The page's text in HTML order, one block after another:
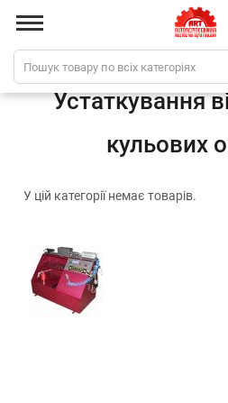
Устаткування
кульових
У цій категорії немає товарів.